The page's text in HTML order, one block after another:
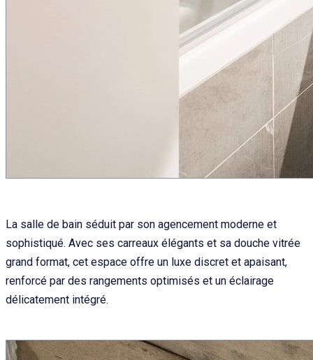
La salle de bain séduit par son agencement moderne et
sophistiqué. Avec ses carreaux élégants et sa douche vitrée
grand format, cet espace offre un luxe discret et apaisant,
renforcé par des rangements optimisés et un éclairage
délicatement intégré.